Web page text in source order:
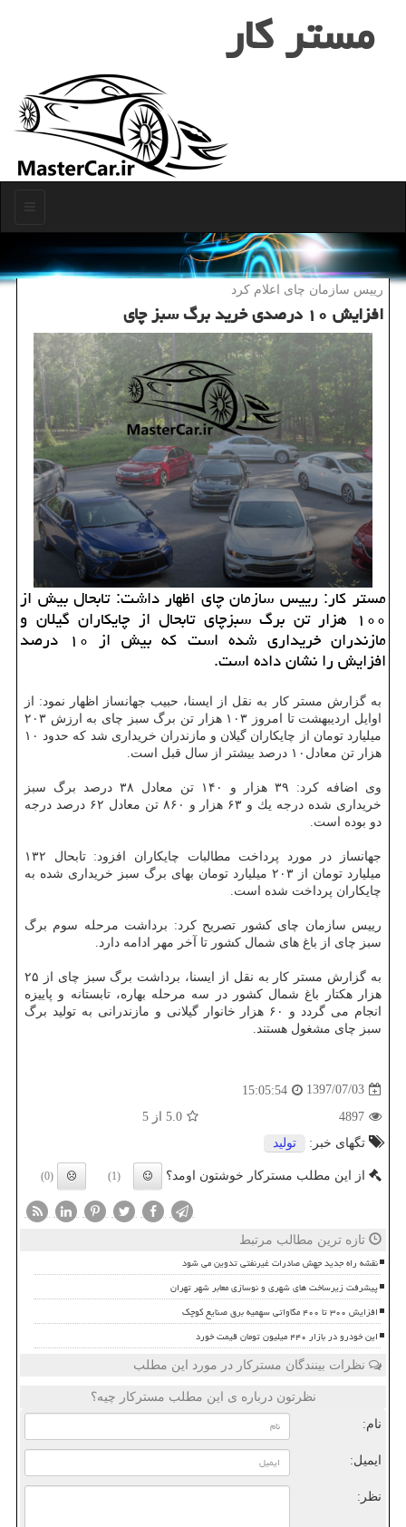
مستر كار
رییس سازمان چای اعلام كرد
افزایش ۱۰ درصدی خرید برگ سبز چای
مستر كار: ​رییس سازمان چای اظهار داشت: تابحال بیش از
۱۰۰ هزار تن برگ سبزچای تابحال از چایكاران گیلان و
مازندران خریداری شده است كه بیش از ۱۰ درصد
افزایش را نشان داده است.
به گزارش مستر كار به نقل از ایسنا، حبیب جهانساز اظهار نمود: از
اوایل اردیبهشت تا امروز ۱۰۳ هزار تن برگ سبز چای به ارزش ۲۰۳
میلیارد تومان از چایكاران گیلان و مازندران خریداری شد كه حدود ۱۰
هزار تن معادل۱۰ درصد بیشتر از سال قبل است.
وی اضافه كرد: ۳۹ هزار و ۱۴۰ تن معادل ۳۸ درصد برگ سبز
خریداری شده درجه یك و ۶۳ هزار و ۸۶۰ تن معادل ۶۲ درصد درجه
دو بوده است.
جهانساز در مورد پرداخت مطالبات چایكاران افزود: تابحال ۱۳۲
میلیارد تومان از ۲۰۳ میلیارد تومان بهای برگ سبز خریداری شده به
چایكاران پرداخت شده است.
رییس سازمان چای كشور تصریح كرد: برداشت مرحله سوم برگ
سبز چای از باغ های شمال كشور تا آخر مهر ادامه دارد.
به گزارش مستر كار به نقل از ایسنا، برداشت برگ سبز چای از ۲۵
هزار هكتار باغ شمال كشور در سه مرحله بهاره، تابستانه و پاییزه
انجام می گردد و ۶۰ هزار خانوار گیلانی و مازندرانی به تولید برگ
سبز چای مشغول هستند.
1397/07/03
15:05:54
4897
5.0 از 5
تگهای خبر:
تولید
از این مطلب مسترکار خوشتون اومد؟ (1)
(0)
تازه ترین مطالب مرتبط
نقشه راه جدید جهش صادرات غیرنفتی تدوین می شود
پیشرفت زیرساخت های شهری و نوسازی معابر شهر تهران
افزایش ۳۰۰ تا ۴۰۰ مگاواتی سهمیه برق صنایع کوچک
این خودرو در بازار ۴۴۰ میلیون تومان قیمت خورد
نظرات بینندگان مسترکار در مورد این مطلب
نظرتون درباره ی این مطلب مسترکار چیه؟
نام:
ایمیل:
نظر: